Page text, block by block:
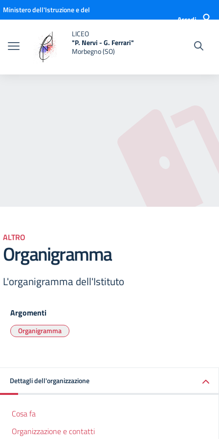
Vai ai contenuti
Vai al menu di navigazione
Vai al footer
Ministero dell'Istruzione e del
Accedi
LICEO
"P. Nervi - G. Ferrari"
Morbegno (SO)
ALTRO
Organigramma
L'organigramma dell'Istituto
Argomenti
Organigramma
Dettagli dell'organizzazione
Cosa fa
Organizzazione e contatti